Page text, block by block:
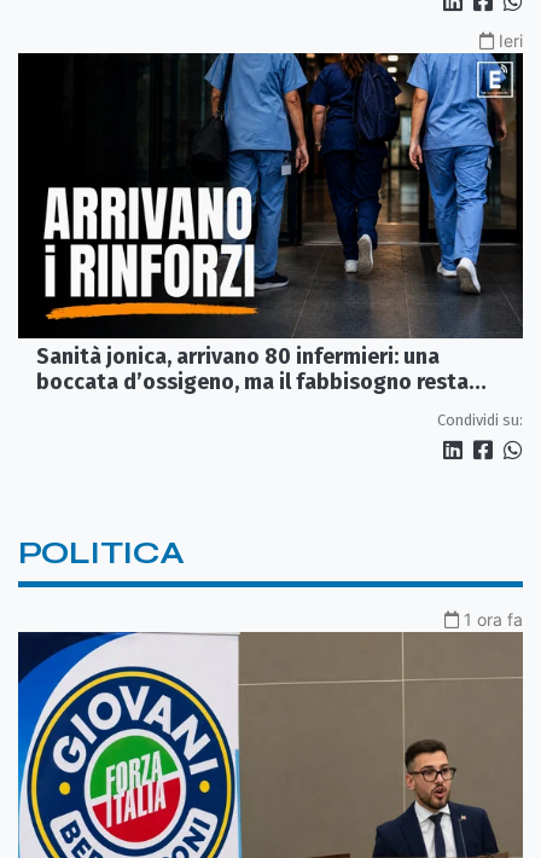
Ieri
Sanità jonica, arrivano 80 infermieri: una
boccata d’ossigeno, ma il fabbisogno resta
Condividi su:
POLITICA
1 ora fa